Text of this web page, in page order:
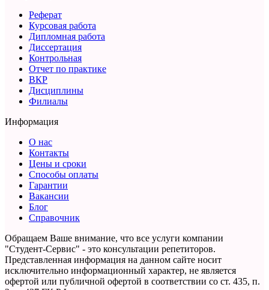
Реферат
Курсовая работа
Дипломная работа
Диссертация
Контрольная
Отчет по практике
ВКР
Дисциплины
Филиалы
Информация
О нас
Контакты
Цены и сроки
Способы оплаты
Гарантии
Вакансии
Блог
Справочник
Обращаем Ваше внимание, что все услуги компании
"Студент-Сервис" - это консультации репетиторов.
Представленная информация на данном сайте носит
исключительно информационный характер, не является
офертой или публичной офертой в соответствии со ст. 435, п.